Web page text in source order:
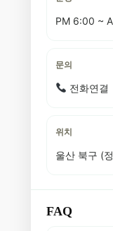
PM 6:00 ~
문의
전화연결
위치
울산 북구 (
FAQ